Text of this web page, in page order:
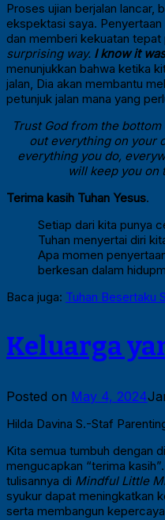
Proses ujian berjalan lancar,
ekspektasi saya.
dan memberi kekuatan tepat
surprising way. I know it
menunjukkan bahwa ketika
jalan, Dia akan membantu
petunjuk jalan mana yang
Trust God from the
out everything on your
everything you do,
will keep you on
Terima kasih Tuhan Yesus.
Setiap dari kita punya
Tuhan menyertai diri
Apa momen
berkesan dalam
Baca juga: Tuhan Besertaku
Keluarga
Posted on May 4, 2024
Hilda Davina S.-Staf
Kita semua tumbuh dengan
mengucapkan “terima
tulisannya di Mindful Little
syukur dapat meningkatkan
serta membangun